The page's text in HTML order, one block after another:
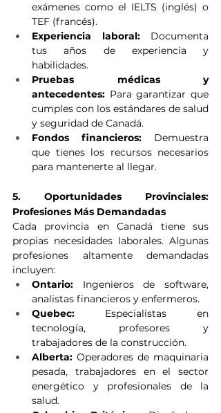
exámenes como el IELTS (inglés) o
TEF (francés).
Experiencia laboral: Documenta
tus años de experiencia y
habilidades.
Pruebas médicas y
antecedentes: Para garantizar que
cumples con los estándares de salud
y seguridad de Canadá.
Fondos financieros: Demuestra
que tienes los recursos necesarios
para mantenerte al llegar.
5. Oportunidades Provinciales:
Profesiones Más Demandadas
Cada provincia en Canadá tiene sus
propias necesidades laborales. Algunas
profesiones altamente demandadas
incluyen:
Ontario: Ingenieros de software,
analistas financieros y enfermeros.
Quebec: Especialistas en
tecnología, profesores y
trabajadores de la construcción.
Alberta: Operadores de maquinaria
pesada, trabajadores en el sector
energético y profesionales de la
salud.